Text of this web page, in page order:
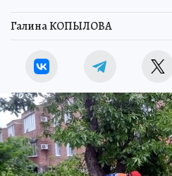
Галина КОПЫЛОВА